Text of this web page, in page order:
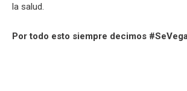
la salud.
Por todo esto siempre decimos